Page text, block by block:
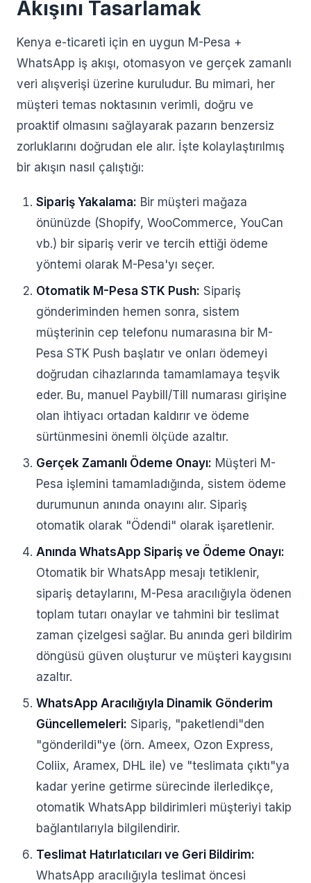
Akışını Tasarlamak
Kenya e-ticareti için en uygun M-Pesa +
WhatsApp iş akışı, otomasyon ve gerçek zamanlı
veri alışverişi üzerine kuruludur. Bu mimari, her
müşteri temas noktasının verimli, doğru ve
proaktif olmasını sağlayarak pazarın benzersiz
zorluklarını doğrudan ele alır. İşte kolaylaştırılmış
bir akışın nasıl çalıştığı:
Sipariş Yakalama: Bir müşteri mağaza
önünüzde (Shopify, WooCommerce, YouCan
vb.) bir sipariş verir ve tercih ettiği ödeme
yöntemi olarak M-Pesa'yı seçer.
Otomatik M-Pesa STK Push: Sipariş
gönderiminden hemen sonra, sistem
müşterinin cep telefonu numarasına bir M-
Pesa STK Push başlatır ve onları ödemeyi
doğrudan cihazlarında tamamlamaya teşvik
eder. Bu, manuel Paybill/Till numarası girişine
olan ihtiyacı ortadan kaldırır ve ödeme
sürtünmesini önemli ölçüde azaltır.
Gerçek Zamanlı Ödeme Onayı: Müşteri M-
Pesa işlemini tamamladığında, sistem ödeme
durumunun anında onayını alır. Sipariş
otomatik olarak "Ödendi" olarak işaretlenir.
Anında WhatsApp Sipariş ve Ödeme Onayı:
Otomatik bir WhatsApp mesajı tetiklenir,
sipariş detaylarını, M-Pesa aracılığıyla ödenen
toplam tutarı onaylar ve tahmini bir teslimat
zaman çizelgesi sağlar. Bu anında geri bildirim
döngüsü güven oluşturur ve müşteri kaygısını
azaltır.
WhatsApp Aracılığıyla Dinamik Gönderim
Güncellemeleri: Sipariş, "paketlendi"den
"gönderildi"ye (örn. Ameex, Ozon Express,
Coliix, Aramex, DHL ile) ve "teslimata çıktı"ya
kadar yerine getirme sürecinde ilerledikçe,
otomatik WhatsApp bildirimleri müşteriyi takip
bağlantılarıyla bilgilendirir.
Teslimat Hatırlatıcıları ve Geri Bildirim:
WhatsApp aracılığıyla teslimat öncesi